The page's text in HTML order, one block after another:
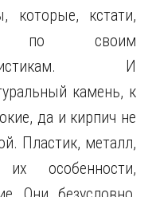
которые, кстати,
по своим
И
камень, к
да и кирпич не
Пластик, металл,
особенности,